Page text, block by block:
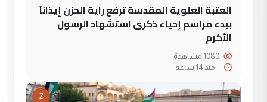
العتبة العلوية المقدسة ترفع راية الحزن إيذاناً
ببدء مراسم إحياء ذكرى استشهاد الرسول
الأكرم
--منذ 14 ساعة
2